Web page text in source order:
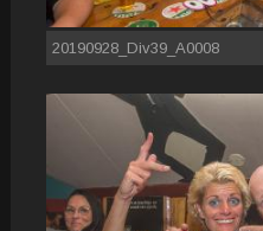
20190928_Div39_A0008